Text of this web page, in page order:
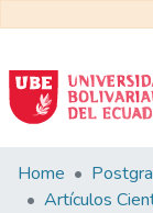
Communities
&
Home
Artículos